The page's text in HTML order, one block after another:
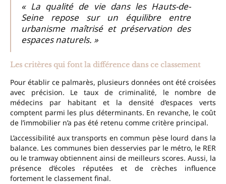
« La qualité de vie dans les Hauts-de-
Seine repose sur un équilibre entre
urbanisme maîtrisé et préservation des
espaces naturels. »
Les critères qui font la différence dans ce classement
Pour établir ce palmarès, plusieurs données ont été croisées
avec précision. Le taux de criminalité, le nombre de
médecins par habitant et la densité d’espaces verts
comptent parmi les plus déterminants. En revanche, le coût
de l’immobilier n’a pas été retenu comme critère principal.
L’accessibilité aux transports en commun pèse lourd dans la
balance. Les communes bien desservies par le métro, le RER
ou le tramway obtiennent ainsi de meilleurs scores. Aussi, la
présence d’écoles réputées et de crèches influence
fortement le classement final.